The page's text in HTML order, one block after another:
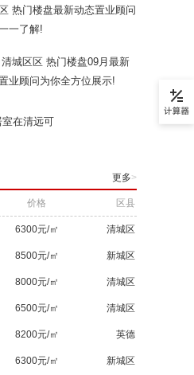
热门楼盘最新动态置业顾问
一了解!
城区区 热门楼盘09月最新
业顾问为你全方位展示!
在清远可
更多>
价格 区县
6300元/㎡ 清城区
8500元/㎡ 新城区
8000元/㎡ 清城区
6500元/㎡ 清城区
8200元/㎡ 英德
6300元/㎡ 新城区